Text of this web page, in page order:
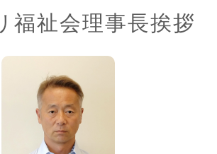
福祉会理事長挨拶